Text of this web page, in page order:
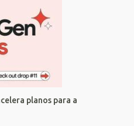
planos para a